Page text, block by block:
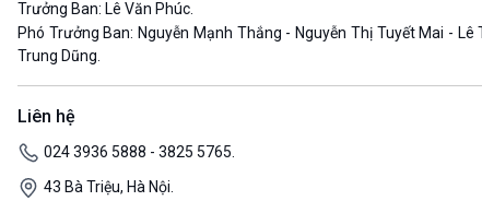
Trưởng Ban: Lê Văn Phúc.
Phó Trưởng Ban: Nguyễn Mạnh Thắng - Nguyễn Thị Tuyết Mai - Lê
Trung Dũng.
Liên hệ
024 3936 5888 - 3825 5765.
43 Bà Triệu, Hà Nội.